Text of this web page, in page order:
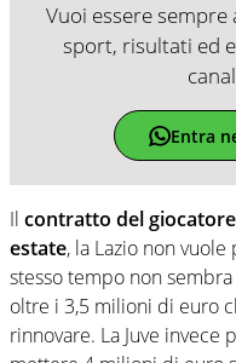
Vuoi essere
sport, risultati ed
Entra
Il contratto del
estate, la Lazio non
stesso tempo non
oltre i 3,5 milioni di euro
rinnovare. La Juve